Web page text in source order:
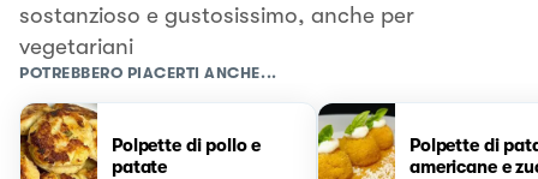
sostanzioso e gustosissimo, anche per
vegetariani
POTREBBERO PIACERTI ANCHE...
Polpette di pollo e
patate
Polpette di
americane e